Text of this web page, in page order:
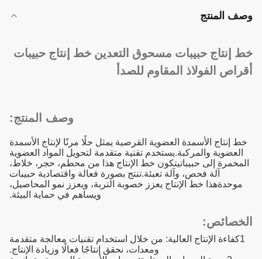
وصف المنتج
خط إنتاج حبيبات مسحوق التعدين خط إنتاج حبيبات
أقراص الفولاذ المقاوم للصدأ
وصف المنتج:
خط إنتاج الأسمدة العضوية القرصية يمثل حلًا مرنًا لإنتاج الأسمدة
العضوية والمركبة.يستخدم تقنية متقدمة لتحويل المواد العضوية
المخمرة إلى حبيباتيتكون خط الإنتاج هذا من محطم، حجر، خلاط،
آلة فحص، وآلة تعبئة.تنتج بصورة فعالة واقتصادية حبيبات
موحدةهذا خط الإنتاج يعزز خصوبة التربة، ويعزز نمو المحاصيل،
ويساهم في حماية البيئة.
الخصائص:
1كفاءة الإنتاج العالية: من خلال استخدام تقنيات معالجة متقدمة
ومعدات، نحقق إنتاجًا فعالًا وزيادة الإنتاج.